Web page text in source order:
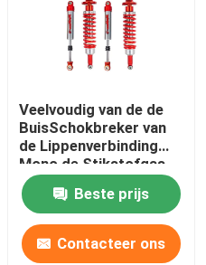
Veelvoudig van de de
BuisSchokbreker van
de Lippenverbinding
Mono de Stikstofgas
voor GWM Poer
Beste prijs
Contacteer ons